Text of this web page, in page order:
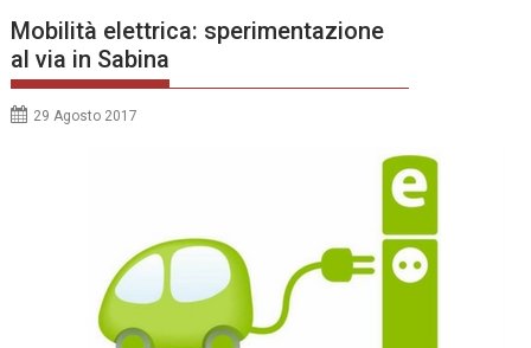
Mobilità elettrica: sperimentazione
al via in Sabina
29 Agosto 2017